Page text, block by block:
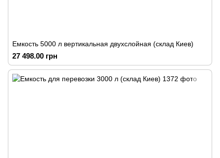
Емкость 5000 л вертикальная двухслойная (склад Киев)
27 498.00 грн